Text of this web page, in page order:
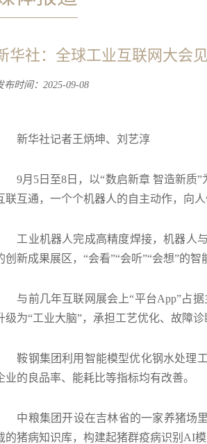
华社：全球工业互联网大会
布时间：2025-09-08
新华社记者王炳坤、刘艺淳
9月5日至8日，以“数启新章 智造新质
联互通，一个个机器人的自主动作，向
工业机器人完成高精度焊接，机器人
创新成果展区，“会看”“会听”“会想”的智
与前几年互联网展会上“平台App”占
级为“工业大脑”，承担工艺优化、故障诊
鞍钢集团利用智能模型优化钢水处理
业的良品率、能耗比等指标均有改善。
中粮集团开设在吉林省的一家养猪场
的猪病知识库，构建起猪群疫病识别AI模